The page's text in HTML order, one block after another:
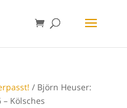
/ Björn Heuser:
Kölsches